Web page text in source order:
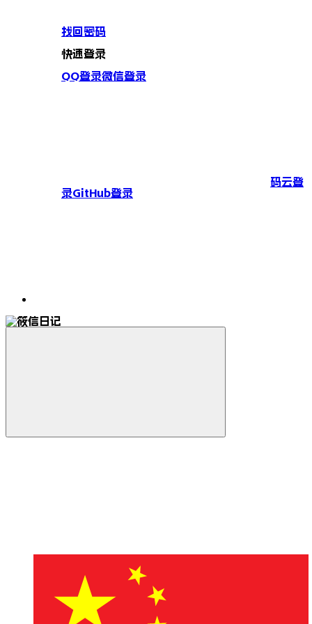
找回密码
快速登录
QQ登录微信登录
码云登
录GitHub登录